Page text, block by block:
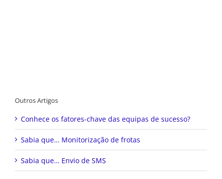
Outros Artigos
Conhece os fatores-chave das equipas de sucesso?
Sabia que… Monitorização de frotas
Sabia que… Envio de SMS